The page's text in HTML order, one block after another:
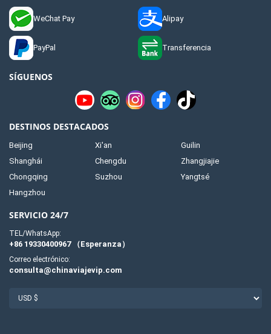
WeChat Pay Alipay
PayPal Transferencia
SÍGUENOS
DESTINOS DESTACADOS
Beijing Xi'an
Guilin
Shanghái
Chengdu
Zhangjiajie
Chongqing
Suzhou
Yangtsé
Hangzhou
SERVICIO 24/7
TEL/WhatsApp:
+86 19330400967 （Esperanza）
Correo electrónico:
consulta@chinaviajevip.com